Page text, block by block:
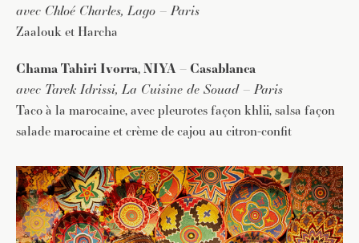
avec Chloé Charles, Lago – Paris
Zaalouk et Harcha
Chama Tahiri Ivorra, NIYA – Casablanca
avec Tarek Idrissi, La Cuisine de Souad – Paris
Taco à la marocaine, avec pleurotes façon khlii, salsa façon
salade marocaine et crème de cajou au citron-confit